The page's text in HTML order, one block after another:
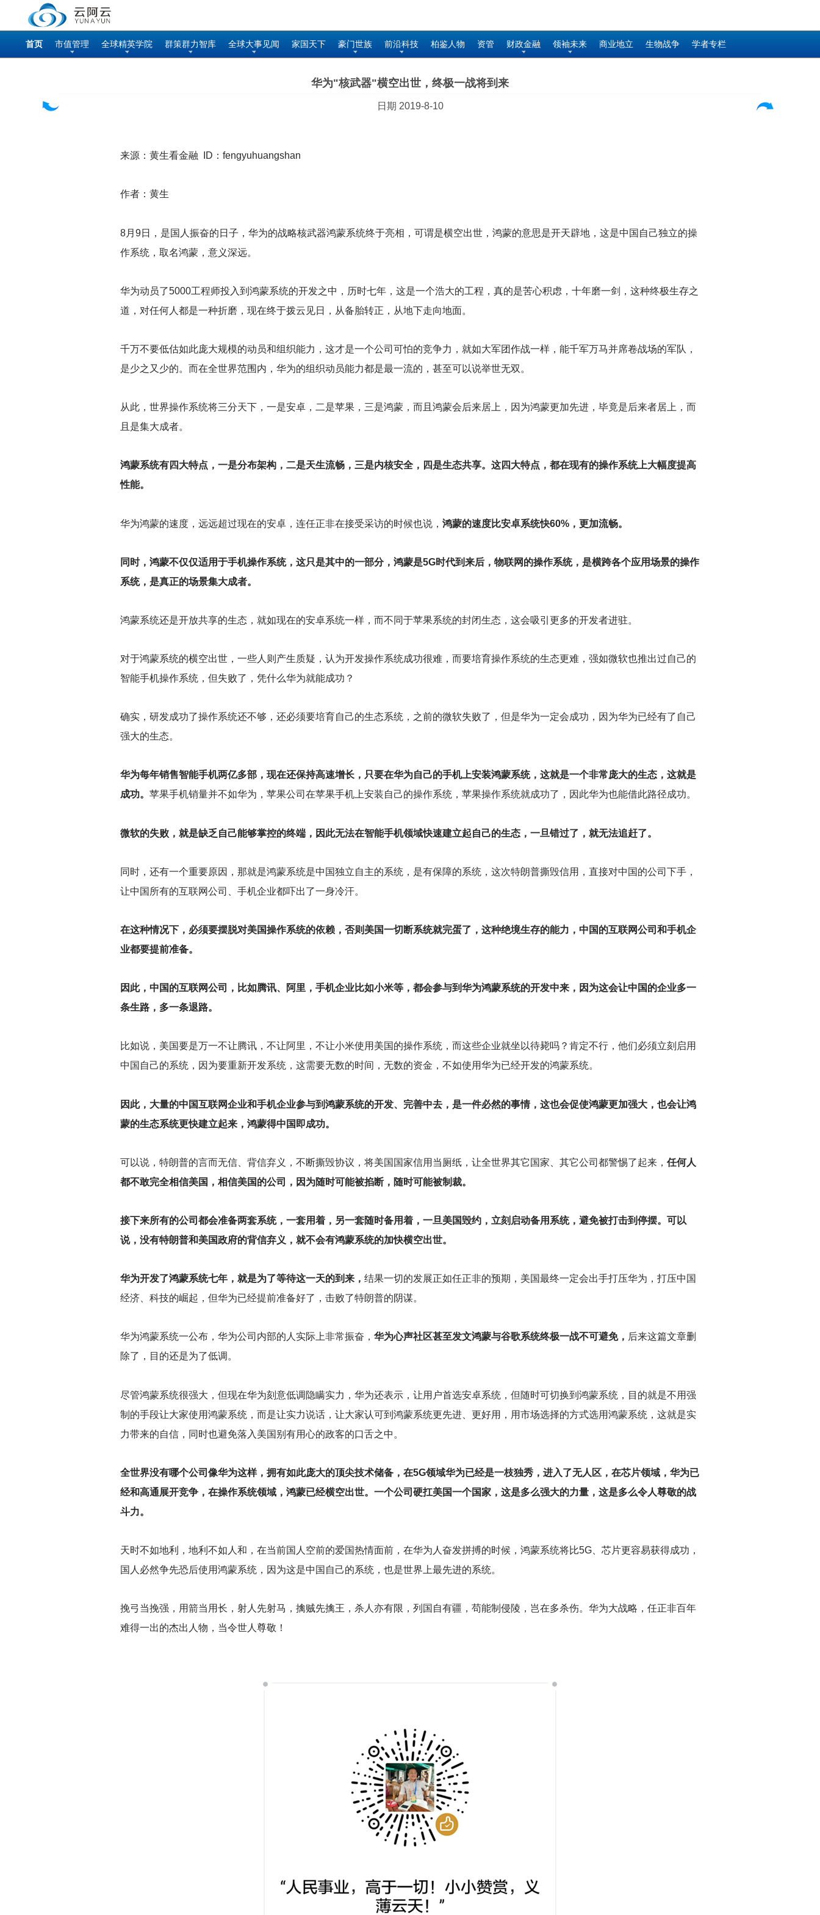
首页 市值管理 全球精英学院 群策群力智库 全球大事见闻 家国天下 豪门世族 前沿科技 柏鉴人物 资管 财政金融 领袖未来 商业地立 生物战争 学者专栏
华为"核武器"横空出世，终极一战将到来
日期 2019-8-10
来源：黄生看金融 ID：fengyuhuangshan
作者：黄生
8月9日，是国人振奋的日子，华为的战略核武器鸿蒙系统终于亮相，可谓是横空出世，鸿蒙的意思是开天辟地，这是中国自己独立的操
作系统，取名鸿蒙，意义深远。
华为动员了5000工程师投入到鸿蒙系统的开发之中，历时七年，这是一个浩大的工程，真的是苦心积虑，十年磨一剑，这种终极生存之
道，对任何人都是一种折磨，现在终于拨云见日，从备胎转正，从地下走向地面。
千万不要低估如此庞大规模的动员和组织能力，这才是一个公司可怕的竞争力，就如大军团作战一样，能千军万马并席卷战场的军队，
是少之又少的。而在全世界范围内，华为的组织动员能力都是最一流的，甚至可以说举世无双。
从此，世界操作系统将三分天下，一是安卓，二是苹果，三是鸿蒙，而且鸿蒙会后来居上，因为鸿蒙更加先进，毕竟是后来者居上，而
且是集大成者。
鸿蒙系统有四大特点，一是分布架构，二是天生流畅，三是内核安全，四是生态共享。这四大特点，都在现有的操作系统上大幅度提高
性能。
华为鸿蒙的速度，远远超过现在的安卓，连任正非在接受采访的时候也说， 鸿蒙的速度比安卓系统快60%，更加流畅。
同时，鸿蒙不仅仅适用于手机操作系统，这只是其中的一部分，鸿蒙是5G时代到来后，物联网的操作系统，是横跨各个应用场景的操作
系统，是真正的场景集大成者。
鸿蒙系统还是开放共享的生态，就如现在的安卓系统一样，而不同于苹果系统的封闭生态，这会吸引更多的开发者进驻。
对于鸿蒙系统的横空出世，一些人则产生质疑，认为开发操作系统成功很难，而要培育操作系统的生态更难，强如微软也推出过自己的
智能手机操作系统，但失败了，凭什么华为就能成功？
确实，研发成功了操作系统还不够，还必须要培育自己的生态系统，之前的微软失败了，但是华为一定会成功，因为华为已经有了自己
强大的生态。
华为每年销售智能手机两亿多部，现在还保持高速增长，只要在华为自己的手机上安装鸿蒙系统，这就是一个非常庞大的生态，这就是
成功。 苹果手机销量并不如华为，苹果公司在苹果手机上安装自己的操作系统，苹果操作系统就成功了，因此华为也能借此路径成功。
微软的失败，就是缺乏自己能够掌控的终端，因此无法在智能手机领域快速建立起自己的生态，一旦错过了，就无法追赶了。
同时，还有一个重要原因，那就是鸿蒙系统是中国独立自主的系统，是有保障的系统，这次特朗普撕毁信用，直接对中国的公司下手，
让中国所有的互联网公司、手机企业都吓出了一身冷汗。
在这种情况下，必须要摆脱对美国操作系统的依赖，否则美国一切断系统就完蛋了，这种绝境生存的能力，中国的互联网公司和手机企
业都要提前准备。
因此，中国的互联网公司，比如腾讯、阿里，手机企业比如小米等，都会参与到华为鸿蒙系统的开发中来，因为这会让中国的企业多一
条生路，多一条退路。
比如说，美国要是万一不让腾讯，不让阿里，不让小米使用美国的操作系统，而这些企业就坐以待毙吗？肯定不行，他们必须立刻启用
中国自己的系统，因为要重新开发系统，这需要无数的时间，无数的资金，不如使用华为已经开发的鸿蒙系统。
因此，大量的中国互联网企业和手机企业参与到鸿蒙系统的开发、完善中去，是一件必然的事情，这也会促使鸿蒙更加强大，也会让鸿
蒙的生态系统更快建立起来，鸿蒙得中国即成功。
可以说，特朗普的言而无信、背信弃义，不断撕毁协议，将美国国家信用当厕纸，让全世界其它国家、其它公司都警惕了起来， 任何人
都不敢完全相信美国，相信美国的公司，因为随时可能被掐断，随时可能被制裁。
接下来所有的公司都会准备两套系统，一套用着，另一套随时备用着，一旦美国毁约，立刻启动备用系统，避免被打击到停摆。可以
说，没有特朗普和美国政府的背信弃义，就不会有鸿蒙系统的加快横空出世。
华为开发了鸿蒙系统七年，就是为了等待这一天的到来， 结果一切的发展正如任正非的预期，美国最终一定会出手打压华为，打压中国
经济、科技的崛起，但华为已经提前准备好了，击败了特朗普的阴谋。
华为鸿蒙系统一公布，华为公司内部的人实际上非常振奋， 华为心声社区甚至发文鸿蒙与谷歌系统终极一战不可避免， 后来这篇文章删
除了，目的还是为了低调。
尽管鸿蒙系统很强大，但现在华为刻意低调隐瞒实力，华为还表示，让用户首选安卓系统，但随时可切换到鸿蒙系统，目的就是不用强
制的手段让大家使用鸿蒙系统，而是让实力说话，让大家认可到鸿蒙系统更先进、更好用，用市场选择的方式选用鸿蒙系统，这就是实
力带来的自信，同时也避免落入美国别有用心的政客的口舌之中。
全世界没有哪个公司像华为这样，拥有如此庞大的顶尖技术储备，在5G领域华为已经是一枝独秀，进入了无人区，在芯片领域，华为已
经和高通展开竞争，在操作系统领域，鸿蒙已经横空出世。一个公司硬扛美国一个国家，这是多么强大的力量，这是多么令人尊敬的战
斗力。
天时不如地利，地利不如人和，在当前国人空前的爱国热情面前，在华为人奋发拼搏的时候，鸿蒙系统将比5G、芯片更容易获得成功，
国人必然争先恐后使用鸿蒙系统，因为这是中国自己的系统，也是世界上最先进的系统。
挽弓当挽强，用箭当用长，射人先射马，擒贼先擒王，杀人亦有限，列国自有疆，苟能制侵陵，岂在多杀伤。华为大战略，任正非百年
难得一出的杰出人物，当令世人尊敬！